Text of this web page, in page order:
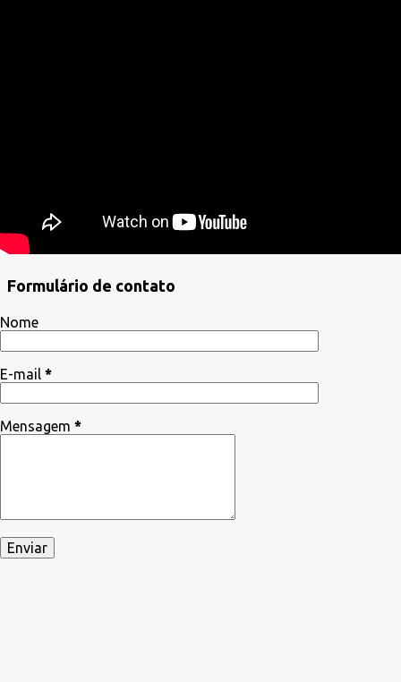
Formulário de contato
Nome
E-mail *
Mensagem *